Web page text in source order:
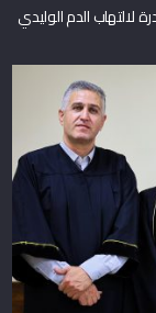
لالتهاب الدم الوليدي